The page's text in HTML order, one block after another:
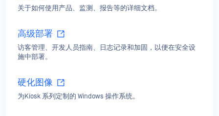
关于如何使用产品、监测、报告等的详细文档。
高级部署
访客管理、开发人员指南、日志记录和加固，以便在安全设
施中部署。
硬化图像
为Kiosk 系列定制的 Windows 操作系统。